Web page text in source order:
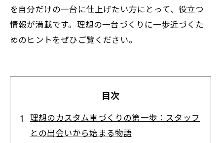
を自分だけの一台に仕上げたい方にとって、役立つ
情報が満載です。理想の一台づくりに一歩近づくた
めのヒントをぜひご覧ください。
目次
理想のカスタム車づくりの第一歩：スタッフ
との出会いから始まる物語